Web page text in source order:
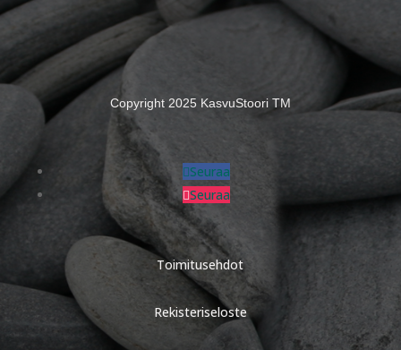
Copyright 2025 KasvuStoori TM
Seuraa
Seuraa
Toimitusehdot
Rekisteriseloste